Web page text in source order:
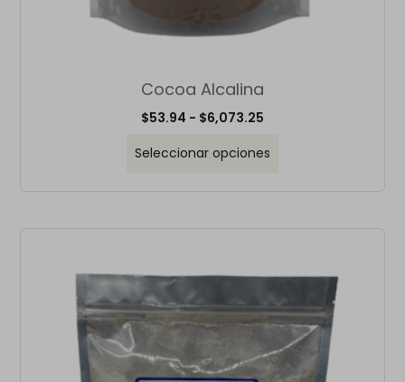
Cocoa Alcalina
$53.94 - $6,073.25
Seleccionar opciones